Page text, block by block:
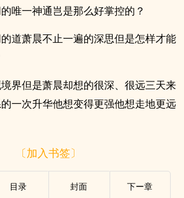
唯一神通岂是那么好掌控的？
道萧晨不止一遍的深思但是怎样才能
界但是萧晨却想的很深、很远三天来
一次升华他想变得更强他想走地更远
〔加入书签〕
目录 封面 下ー章